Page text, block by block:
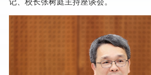
记、校长张树庭主持座谈会。